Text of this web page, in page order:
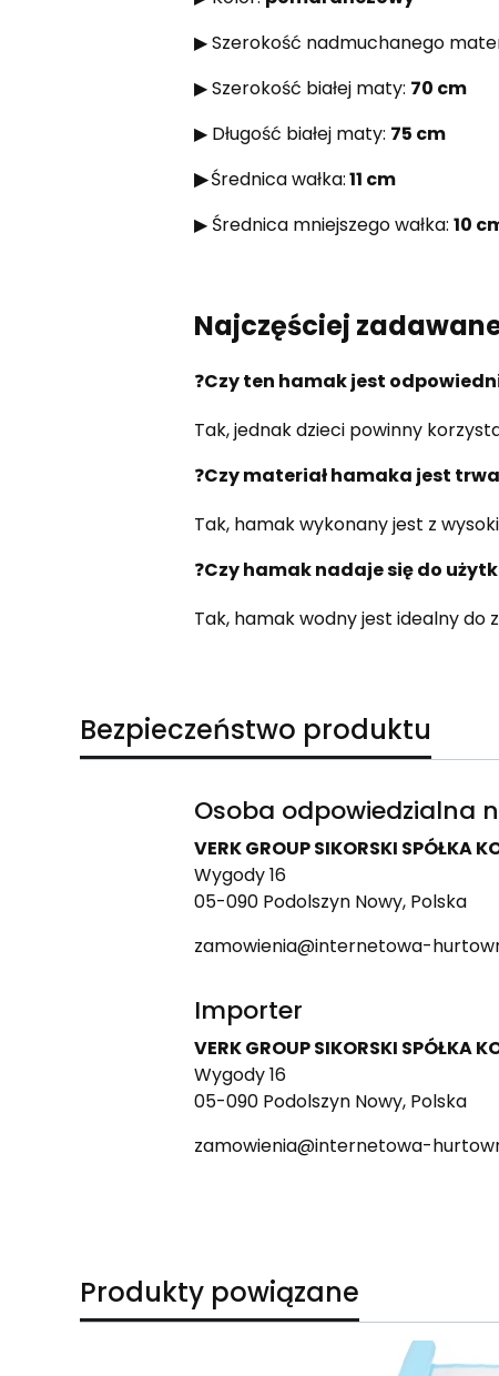
▶ Szerokość nadmuchanego
▶ Szerokość białej maty: 70 cm
▶ Długość białej maty: 75 cm
▶Średnica wałka:11 cm
▶ Średnica mniejszego wałka: 10
Najczęściej
❓Czy ten hamak jest
Tak, jednak dzieci powinny
❓Czy materiał hamaka jest
Tak, hamak wykonany jest z
❓Czy hamak nadaje się do
Tak, hamak wodny jest idealny do
Bezpieczeństwo produktu
Osoba odpowiedzialna
VERK GROUP SIKORSKI SPÓŁKA
Wygody 16
05-090 Podolszyn Nowy, Polska
zamowienia@internetowa-
Importer
VERK GROUP SIKORSKI SPÓŁKA
Wygody 16
05-090 Podolszyn Nowy, Polska
zamowienia@internetowa-
Produkty powiązane